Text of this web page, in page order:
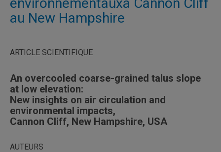
au New Hampshire
ARTICLE SCIENTIFIQUE
An overcooled coarse-grained talus slope
at low elevation:
New insights on air circulation and
environmental impacts,
Cannon Cliff, New Hampshire, USA
AUTEURS